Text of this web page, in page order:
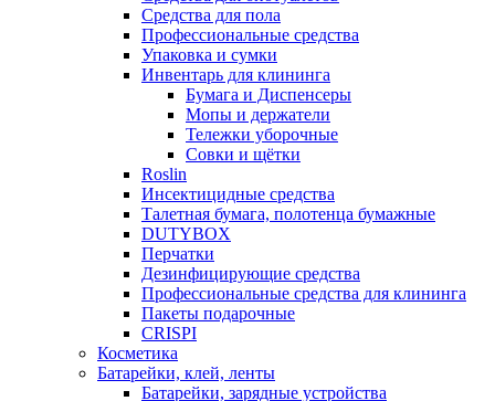
Средства для пола
Профессиональные средства
Упаковка и сумки
Инвентарь для клининга
Бумага и Диспенсеры
Мопы и держатели
Тележки уборочные
Совки и щётки
Roslin
Инсектицидные средства
Талетная бумага, полотенца бумажные
DUTYBOX
Перчатки
Дезинфицирующие средства
Профессиональные средства для клининга
Пакеты подарочные
CRISPI
Косметика
Батарейки, клей, ленты
Батарейки, зарядные устройства